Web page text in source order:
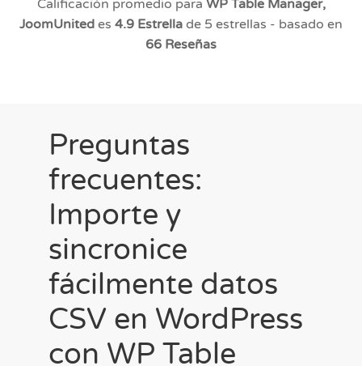
Calificación promedio para WP Table Manager,
JoomUnited es 4.9 Estrella de 5 estrellas - basado en
66 Reseñas
Preguntas
frecuentes:
Importe y
sincronice
fácilmente datos
CSV en WordPress
con WP Table